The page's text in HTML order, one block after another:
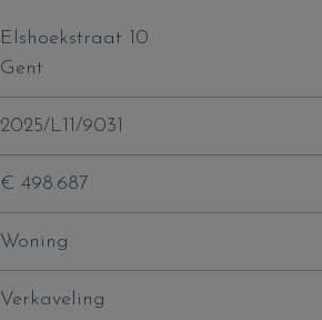
Elshoekstraat 10
Gent
2025/L11/9031
€ 498.687
Woning
Verkaveling